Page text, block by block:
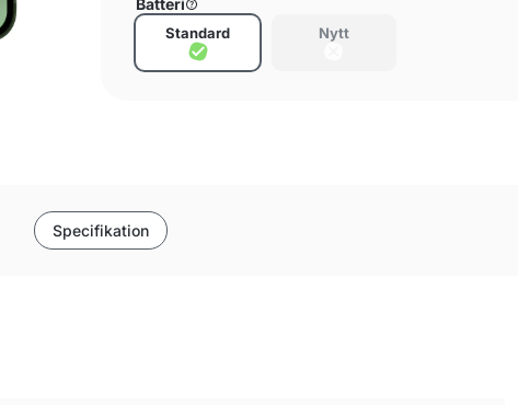
Batteri
Standard Nytt
Specifikation